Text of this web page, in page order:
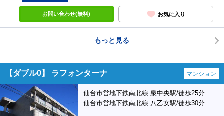
お問い合わせ(無料) お気に入り
もっと見る
【ダブル0】 ラフォンターナ マンション
仙台市営地下鉄南北線 泉中央駅/徒歩25分
仙台市営地下鉄南北線 八乙女駅/徒歩30分